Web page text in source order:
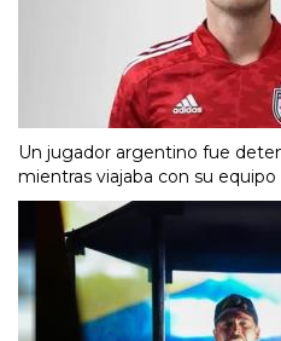
Un jugador argentino fue
mientras viajaba con su